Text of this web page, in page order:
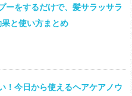
ーをするだけで、髪サラッサラ
と使い方まとめ
！今日から使えるヘアケアノウ